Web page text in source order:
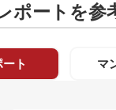
ポートを参
ト マ